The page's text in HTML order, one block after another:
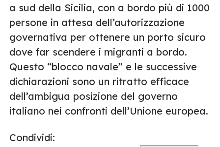
a sud della Sicilia, con a bordo più di 1000
persone in attesa dell’autorizzazione
governativa per ottenere un porto sicuro
dove far scendere i migranti a bordo.
Questo “blocco navale” e le successive
dichiarazioni sono un ritratto efficace
dell’ambigua posizione del governo
italiano nei confronti dell’Unione europea.
Condividi: